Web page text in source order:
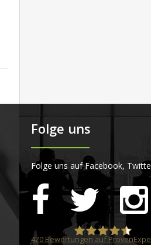
Folge uns
Folge uns auf Facebook,
420Bewertungen auf